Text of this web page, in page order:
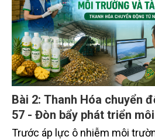
Bài 2: Thanh Hóa chuyển
57 - Đòn bẩy phát triển
Trước áp lực ô nhiễm môi